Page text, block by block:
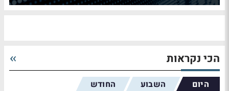
הכי נקראות
היום השבוע החודש